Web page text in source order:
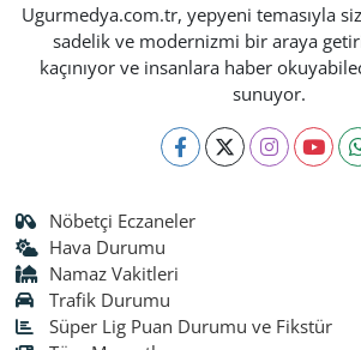
Ugurmedya.com.tr, yepyeni temasıyla
sadelik ve modernizmi bir araya
kaçınıyor ve insanlara haber
sunuyor.
Nöbetçi Eczaneler
Hava Durumu
Namaz Vakitleri
Trafik Durumu
Süper Lig Puan Durumu ve Fikstür